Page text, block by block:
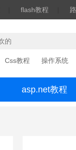
flash教程
Css教程 操作系统
asp.net教程